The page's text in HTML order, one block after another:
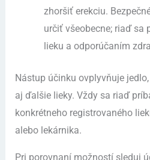
zhoršiť erekciu.
určiť všeobecne; riaď sa
lieku a odporúčaním
Nástup účinku ovplyvňuje
aj ďalšie lieky. Vždy sa riaď
konkrétneho registrovaného
alebo lekárnika.
Pri porovnaní možností sleduj